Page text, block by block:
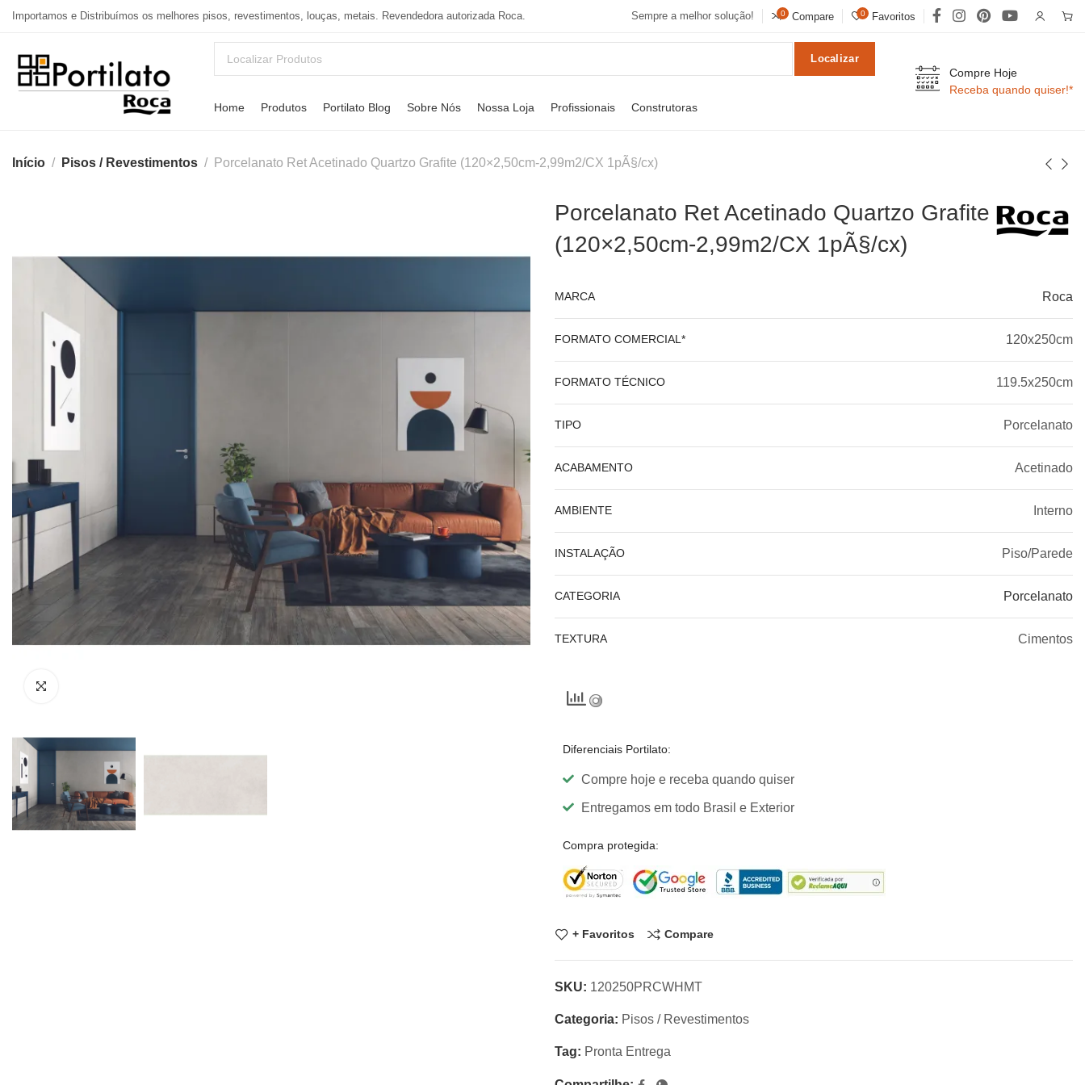
Importamos e Distribuímos os melhores pisos, revestimentos, louças, metais. Revendedora autorizada Roca. Sempre a melhor solução! 0 Compare 0 Favoritos
Localizar
Home Produtos Portilato Blog Sobre Nós Nossa Loja Profissionais Construtoras
Compre Hoje
Receba quando quiser!*
Início Pisos / Revestimentos Porcelanato Ret Acetinado Quartzo Grafite (120×2,50cm-2,99m2/CX 1pÃ§/cx)
Porcelanato Ret Acetinado Quartzo Grafite
(120×2,50cm-2,99m2/CX 1pÃ§/cx)
MARCA Roca
FORMATO COMERCIAL* 120x250cm
FORMATO TÉCNICO 119.5x250cm
TIPO Porcelanato
ACABAMENTO Acetinado
AMBIENTE Interno
INSTALAÇÃO Piso/Parede
CATEGORIA Porcelanato
TEXTURA Cimentos
Diferenciais Portilato:
Compre hoje e receba quando quiser
Entregamos em todo Brasil e Exterior
Compra protegida:
+ Favoritos Compare
SKU: 120250PRCWHMT
Categoria: Pisos / Revestimentos
Tag: Pronta Entrega